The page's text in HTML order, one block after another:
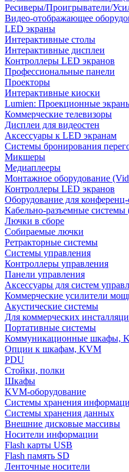
Ресиверы/Проигрыватели/
Видео-отображающее
LED экраны
Интерактивные столы
Интерактивные дисплеи
Контроллеры LED экранов
Профессиональные панели
Проекторы
Интерактивные киоски
Lumien: Проекционные
Коммерческие телевизоры
Дисплеи для видеостен
Аксессуары к LED экранам
Системы бронирования
Микшеры
Медиаплееры
Монтажное оборудование
Контроллеры LED экранов
Оборудование для
Кабельно-разъемные
Лючки в сборе
Собираемые лючки
Ретракторные системы
Системы управления
Контроллеры управления
Панели управления
Аксессуары для систем
Коммерческие усилители
Акустические системы
Для коммерческих
Портативные системы
Коммуникационные шкафы,
Опции к шкафам, KVM
PDU
Стойки, полки
Шкафы
KVM-оборудование
Системы хранения
Системы хранения данных
Внешние дисковые массивы
Носители информации
Flash карты USB
Flash память SD
Ленточные носители